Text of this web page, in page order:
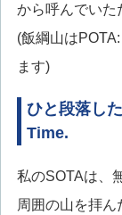
から呼んでいた
(飯綱山は
ます)
ひと段落し
Time.
私のSOTAは、
周囲の山を拝